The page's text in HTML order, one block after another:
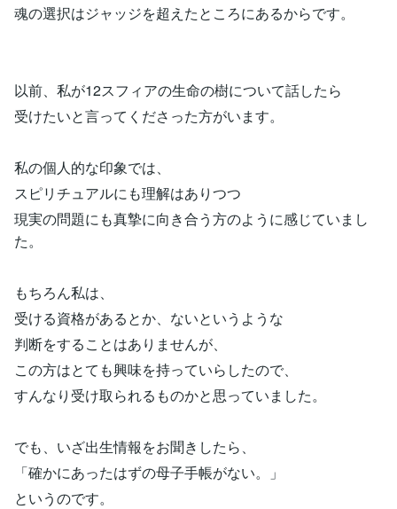
魂の選択はジャッジを超えたところにあるからです。
以前、私が12スフィアの生命の樹について話したら
受けたいと言ってくださった方がいます。
私の個人的な印象では、
スピリチュアルにも理解はありつつ
現実の問題にも真摯に向き合う方のように感じていまし
た。
もちろん私は、
受ける資格があるとか、ないというような
判断をすることはありませんが、
この方はとても興味を持っていらしたので、
すんなり受け取られるものかと思っていました。
でも、いざ出生情報をお聞きしたら、
「確かにあったはずの母子手帳がない。」
というのです。